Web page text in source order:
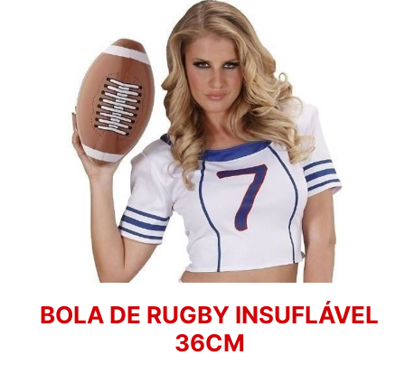
BOLA DE RUGBY INSUFLÁVEL
36CM